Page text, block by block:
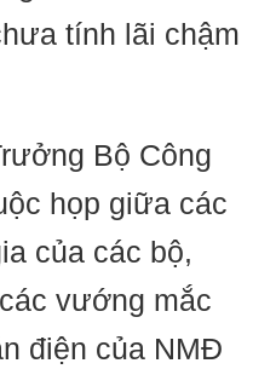
tính lãi chậm
Bộ Công
họp giữa các
của các bộ,
vướng mắc
điện của NMĐ